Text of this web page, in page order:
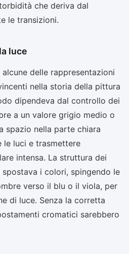
che deriva dal
le transizioni.
luce
alcune delle rappresentazioni
nella storia della pittura
dipendeva dal controllo dei
a un valore grigio medio o
spazio nella parte chiara
le luci e trasmettere
intensa. La struttura dei
i colori, spingendo le
verso il blu o il viola, per
di luce. Senza la corretta
cromatici sarebbero